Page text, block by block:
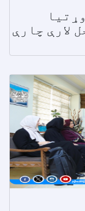
لارې چارې